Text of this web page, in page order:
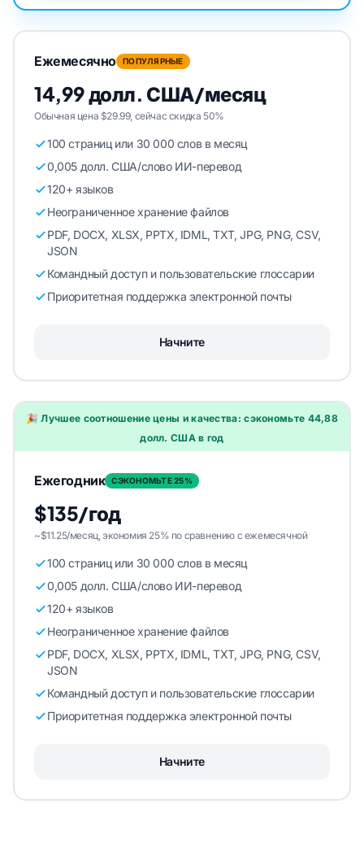
Ежемесячно ПОПУЛЯРНЫЕ
14,99 долл. США/месяц
Обычная цена $29.99, сейчас скидка 50%
100 страниц или 30 000 слов в месяц
0,005 долл. США/слово ИИ-перевод
120+ языков
Неограниченное хранение файлов
PDF, DOCX, XLSX, PPTX, IDML, TXT, JPG, PNG, CSV,
JSON
Командный доступ и пользовательские глоссарии
Приоритетная поддержка электронной почты
Начните
🎉 Лучшее соотношение цены и качества: сэкономьте 44,88
долл. США в год
Ежегодник СЭКОНОМЬТЕ 25%
$135/год
~$11.25/месяц, экономия 25% по сравнению с ежемесячной
100 страниц или 30 000 слов в месяц
0,005 долл. США/слово ИИ-перевод
120+ языков
Неограниченное хранение файлов
PDF, DOCX, XLSX, PPTX, IDML, TXT, JPG, PNG, CSV,
JSON
Командный доступ и пользовательские глоссарии
Приоритетная поддержка электронной почты
Начните